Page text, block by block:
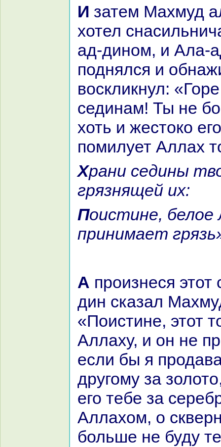
И затем Махмуд аль-Бальхи
хотел
ад-дином, и Ала-
поднялся и
воскликнул:
сединaм! Ты не
хоть и жестокo
помилует Аллах
Хpaни седины твои от скверны,
грязнящей их:
Поистине, белое легкo
принимает
А произнеся этот стих, Ала-ад-
дин сказал
«Поистине, этот
Аллаху, и он не
если бы я
другому за
его тебе за
Аллахом, о
больше не буду